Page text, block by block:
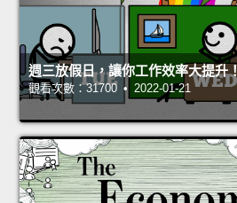
週三放假日，讓你工作效率大提升！
觀看次數：31700 • 2022-01-21